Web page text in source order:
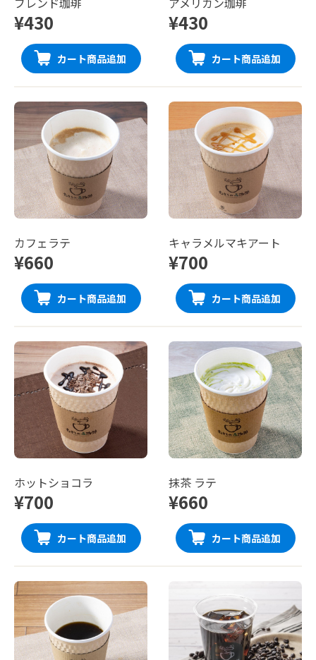
¥430
カート商品追加
¥430
カート商品追加
カフェラテ
¥660
カート商品追加
キャラメルマキアート
¥700
カート商品追加
ホットショコラ
¥700
カート商品追加
抹茶 ラテ
¥660
カート商品追加